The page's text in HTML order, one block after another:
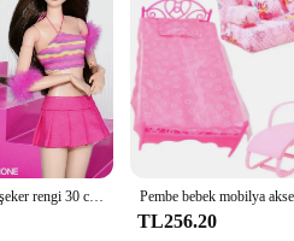
the essence of elegance. This
of play. The doll's attire is exquisite,
Deluxe Blonde Doll is versatile
invite creativity and role-
Moda giyim seti/şeker rengi 30 cm bebek üst etek pantolon elbise takım elbise kıyafeti 1/6 Xinyi FR ST blythe OB Barbie Bebek
TL256.20